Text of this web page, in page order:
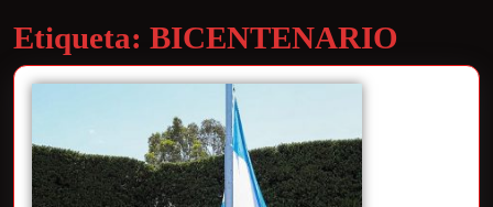
Etiqueta: BICENTENARIO